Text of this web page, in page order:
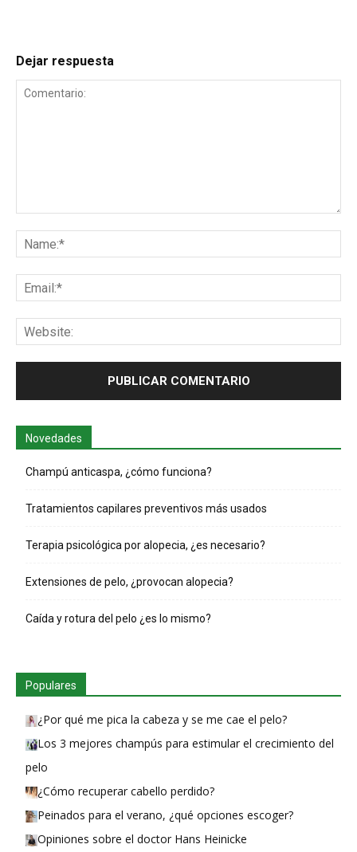
Dejar respuesta
Novedades
Champú anticaspa, ¿cómo funciona?
Tratamientos capilares preventivos más usados
Terapia psicológica por alopecia, ¿es necesario?
Extensiones de pelo, ¿provocan alopecia?
Caída y rotura del pelo ¿es lo mismo?
Populares
¿Por qué me pica la cabeza y se me cae el pelo?
Los 3 mejores champús para estimular el crecimiento del
pelo
¿Cómo recuperar cabello perdido?
Peinados para el verano, ¿qué opciones escoger?
Opiniones sobre el doctor Hans Heinicke